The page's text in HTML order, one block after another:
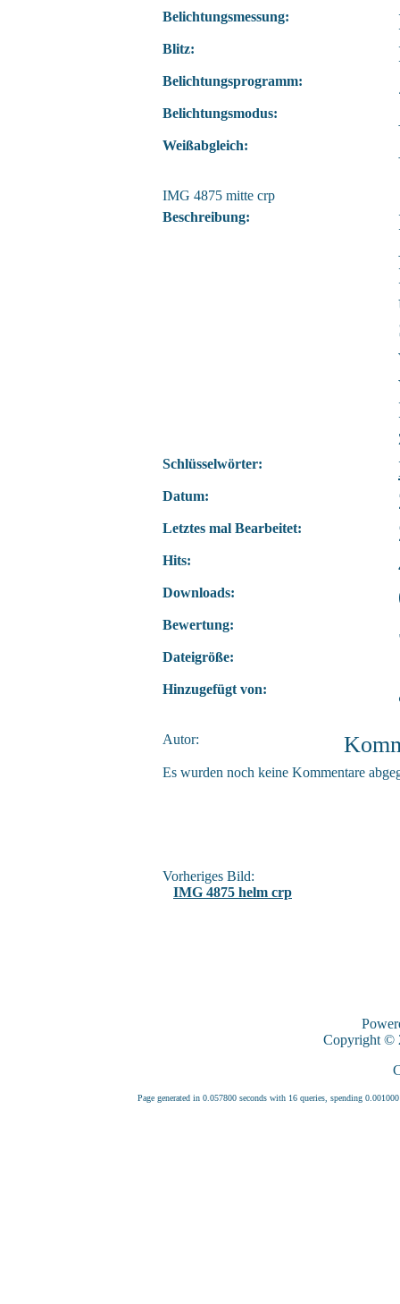
Belichtungsmessung:
Blitz:
Belichtungsprogramm:
Belichtungsmodus:
Weißabgleich:
IMG 4875 mitte crp
Beschreibung:
Schlüsselwörter:
Datum:
Letztes mal Bearbeitet:
Hits:
Downloads:
Bewertung:
Dateigröße:
Hinzugefügt von:
Autor:
Es wurden noch keine Kommentare
Vorheriges Bild:
IMG 4875 helm crp
Copyright ©
Page generated in 0.057800 seconds with 16 queries, spending